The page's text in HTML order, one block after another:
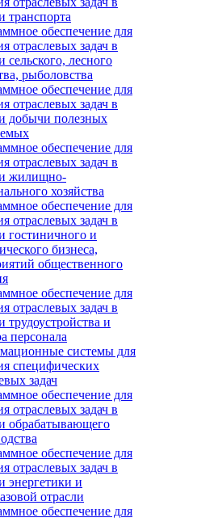
транспорта
обеспечение для
отраслевых задач в
сельского, лесного
рыболовства
обеспечение для
отраслевых задач в
добычи полезных
обеспечение для
отраслевых задач в
жилищно-
хозяйства
обеспечение для
отраслевых задач в
гостиничного и
бизнеса,
общественного
обеспечение для
отраслевых задач в
трудоустройства и
персонала
системы для
специфических
задач
обеспечение для
отраслевых задач в
обрабатывающего
обеспечение для
отраслевых задач в
энергетики и
отрасли
обеспечение для